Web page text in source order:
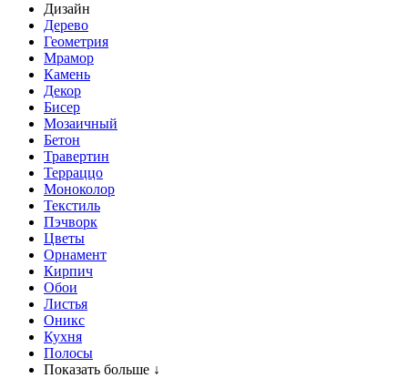
Дизайн
Дерево
Геометрия
Мрамор
Камень
Декор
Бисер
Мозаичный
Бетон
Травертин
Терраццо
Моноколор
Текстиль
Пэчворк
Цветы
Орнамент
Кирпич
Обои
Листья
Оникс
Кухня
Полосы
Показать больше ↓